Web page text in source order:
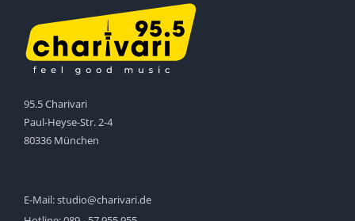
95.5 Charivari
Paul-Heyse-Str. 2-4
80336 München
E-Mail:studio@charivari.de